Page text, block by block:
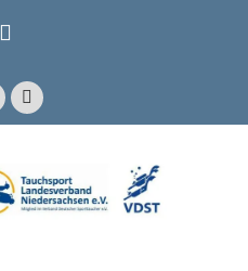
FacebookE-
Mail
Tauchsport
Landesverband